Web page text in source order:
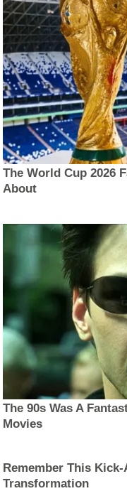
The World Cup 2026
About
The 90s Was A
Movies
Remember This
Transformation